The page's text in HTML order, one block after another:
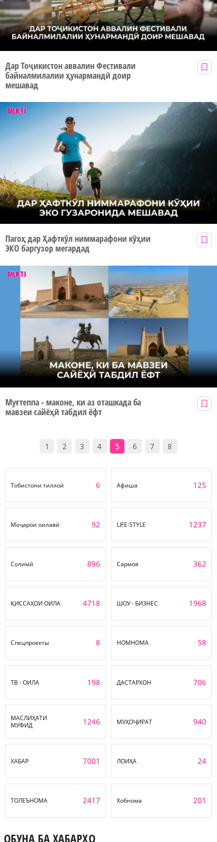
Дар Тоҷикистон аввалин Фестивали
байналмилалии ҳунармандӣ доир
мешавад
Пагоҳ дар Ҳафткӯл ниммарафони кӯҳии
ЭКО баргузор мегардад
Муғтеппа - маконе, ки аз оташкада ба
мавзеи сайёҳӣ табдил ёфт
1 2 3 4 5 6 7 8
Тобистони тиллоӣ 6 Афиша 125
Моҷарои оилавӣ 92 LIFE-STYLE 1237
Солимӣ 896 Сармоя 362
ҚИССАҲОИ ОИЛА 4718 ШОУ - БИЗНЕС 1968
Спецпроекты 8 НОМНОМА 58
ТВ - ОИЛА 198 ДАСТАРХОН 706
МАСЛИҲАТИ
МУФИД
1246 МУҲОҶИРАТ 940
ХАБАР 7001 ЛОИҲА 24
ТОЛЕЪНОМА 2417 Хобнома 201
ОБУНА БА ХАБАРҲО